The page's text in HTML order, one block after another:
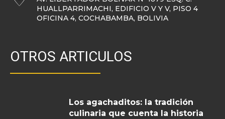
HUALLPARRIMACHI, EDIFICIO V Y V, PISO 4
OFICINA 4, COCHABAMBA, BOLIVIA
OTROS ARTICULOS
Los agachaditos: la tradición
culinaria que cuenta la historia